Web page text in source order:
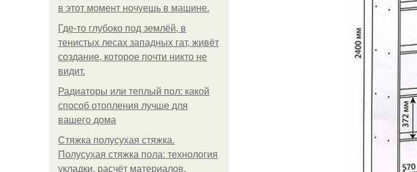
в этот момент ночуешь в машине.
Где-то глубоко под землёй, в
тенистых лесах западных гат, живёт
создание, которое почти никто не
видит.
Радиаторы или теплый пол: какой
способ отопления лучше для
вашего дома
Стяжка полусухая стяжка.
Полусухая стяжка пола: технология
укладки, расчёт материалов,